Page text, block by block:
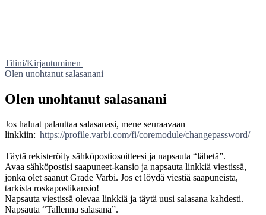
Tilini/Kirjautuminen
Olen unohtanut salasanani
Olen unohtanut salasanani
Jos haluat palauttaa salasanasi, mene seuraavaan
linkkiin: https://profile.varbi.com/fi/coremodule/changepassword/
Täytä rekisteröity sähköpostiosoitteesi ja napsauta “lähetä”.
Avaa sähköpostisi saapuneet-kansio ja napsauta linkkiä viestissä,
jonka olet saanut Grade Varbi. Jos et löydä viestiä saapuneista,
tarkista roskapostikansio!
Napsauta viestissä olevaa linkkiä ja täytä uusi salasana kahdesti.
Napsauta “Tallenna salasana”.